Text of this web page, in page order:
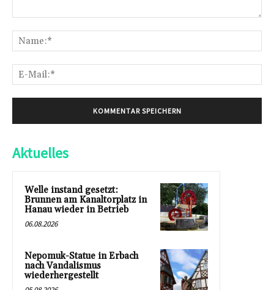
Aktuelles
Welle instand gesetzt:
Brunnen am Kanaltorplatz in
Hanau wieder in Betrieb
06.08.2026
Nepomuk-Statue in Erbach
nach Vandalismus
wiederhergestellt